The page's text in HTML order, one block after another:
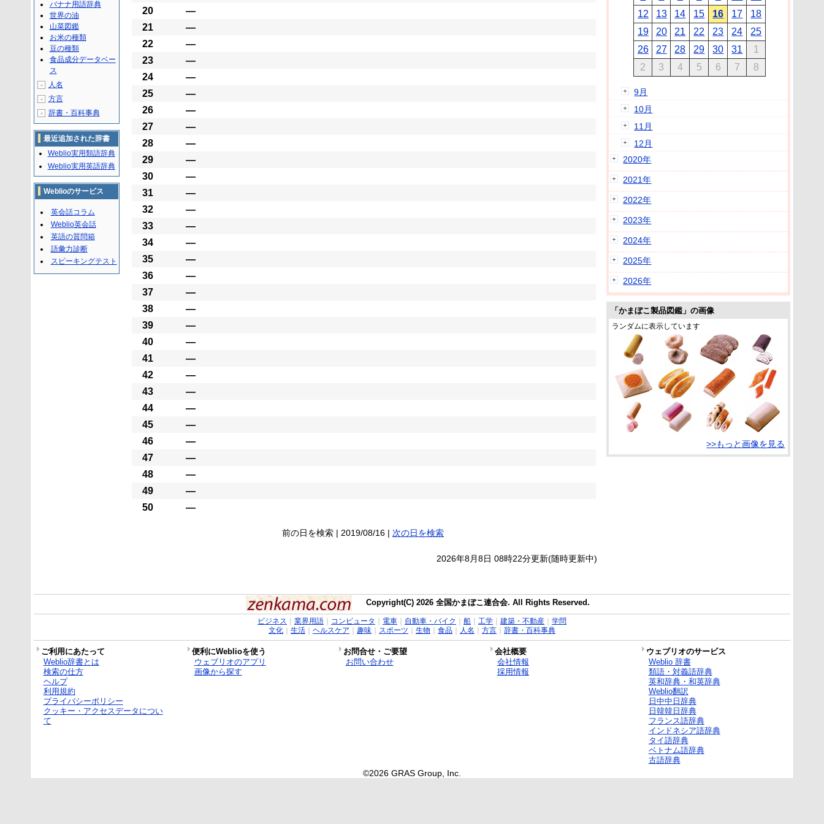
20
―
21
―
22
―
23
―
24
―
25
―
26
―
27
―
28
―
29
―
30
―
31
―
32
―
33
―
34
―
35
―
36
―
37
―
38
―
39
―
40
―
41
―
42
―
43
―
44
―
45
―
46
―
47
―
48
―
49
―
50
―
前の日を検索 | 2019/08/16 | 次の日を検索
2026年8月8日 08時22分更新(随時更新中)
バナナ用語辞典
世界の油
山菜図鑑
お米の種類
豆の種類
食品成分データベー
ス
＋ 人名
＋ 方言
＋ 辞書・百科事典
最近追加された辞書
Weblio実用類語辞典
Weblio実用英語辞典
Weblioのサービス
英会話コラム
Weblio英会話
英語の質問箱
語彙力診断
スピーキングテスト
12
13 14 15 16 17
18
19
20 21 22 23 24
25
26
27 28 29 30 31
1
2
3 4 5 6 7 8
9月
10月
11月
12月
2020年
2021年
2022年
2023年
2024年
2025年
2026年
「かまぼこ製品図鑑」の画像
ランダムに表示しています
>>もっと画像を見る
Copyright(C) 2026 全国かまぼこ連合会. All Rights Reserved.
ビジネス 業界用語｜ コンピュータ 電車｜ 自動車・バイク 船｜ 工学｜ 建築・不動産｜ 学問
文化｜ 生活｜ ヘルスケア 趣味｜ スポーツ 生物 食品｜ 人名 方言｜ 辞書・百科事典
ご利用にあたって 便利にWeblioを使う お問合せ・ご要望 会社概要
ウェブリオのサービス
Weblio辞書とは
検索の仕方
ヘルプ
利用規約
プライバシーポリシー
クッキー・アクセスデータについ
て
ウェブリオのアプリ
画像から探す
お問い合わせ
会社情報
採用情報
Weblio 辞書
類語・対義語辞典
英和辞典・和英辞典
Weblio翻訳
日中中日辞典
日韓韓日辞典
フランス語辞典
インドネシア語辞典
タイ語辞典
ベトナム語辞典
古語辞典
©2026 GRAS Group, Inc.